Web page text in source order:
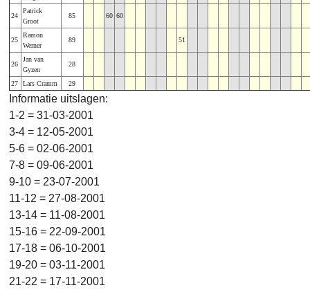
24
Patrick
Groot
85 60 60
25
Ramon
Werner
89 51
26
Jan van
Gyzen
28
27 Lars Cramm 29
Informatie uitslagen:
1-2 = 31-03-2001
3-4 = 12-05-2001
5-6 = 02-06-2001
7-8 = 09-06-2001
9-10 = 23-07-2001
11-12 = 27-08-2001
13-14 = 11-08-2001
15-16 = 22-09-2001
17-18 = 06-10-2001
19-20 = 03-11-2001
21-22 = 17-11-2001